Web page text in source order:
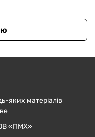
яких матеріалів
«ПМХ»